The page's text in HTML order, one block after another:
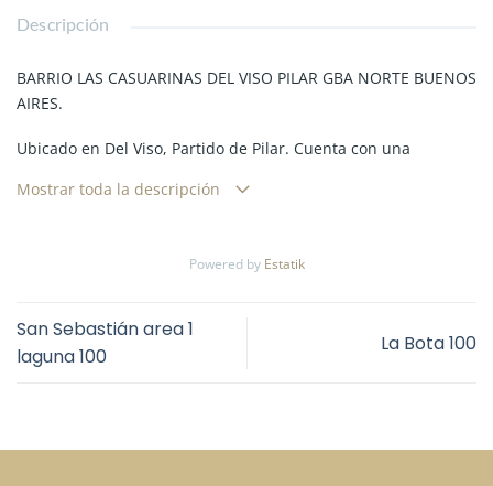
Descripción
BARRIO LAS CASUARINAS DEL VISO PILAR GBA NORTE BUENOS
AIRES.
Ubicado en Del Viso, Partido de Pilar. Cuenta con una
Ruta 26, y 800 metros de Ruta 8.
y a cinco minutos de la estación del tren Belgrano Norte.
Superficie: 270 a 440 mts
Escritura inmediata
Mostrar toda la descripción
Powered by Estatik
San Sebastián area 1
laguna 100
La Bota 100